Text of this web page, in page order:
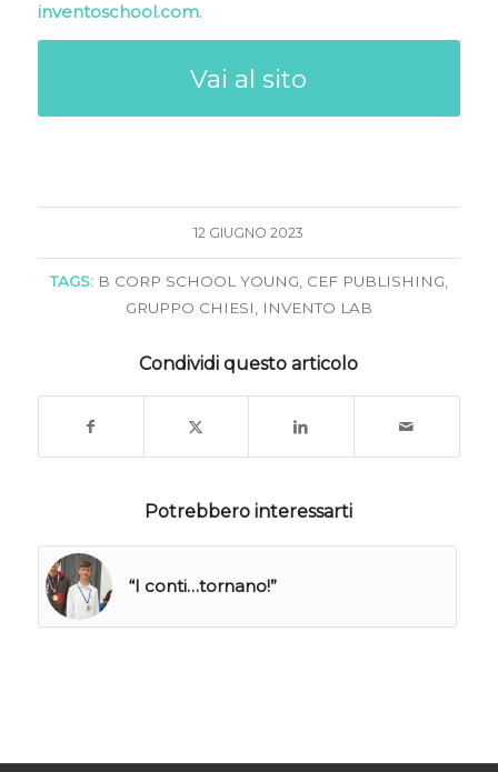
inventoschool.com.
Vai al sito
12 GIUGNO 2023
TAGS: B CORP SCHOOL YOUNG CEF PUBLISHING
GRUPPO CHIESI
INVENTO LAB
Condividi questo articolo
Potrebbero interessarti
“I conti…tornano!”